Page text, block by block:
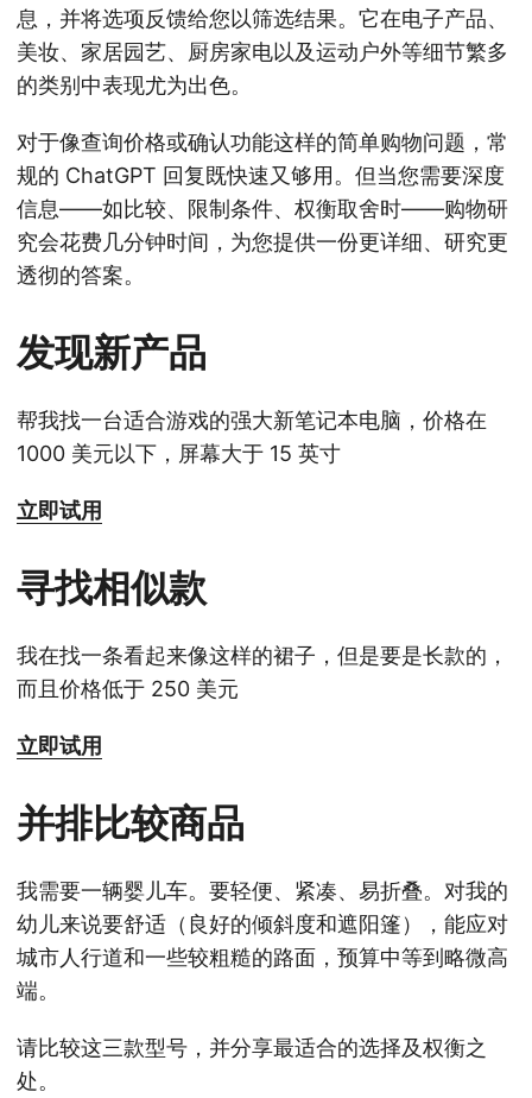
息，并将选项反馈给您以筛选结果。它在电子产品、
美妆、家居园艺、厨房家电以及运动户外等细节繁多
的类别中表现尤为出色。
对于像查询价格或确认功能这样的简单购物问题，常
规的 ChatGPT 回复既快速又够用。但当您需要深度
信息——如比较、限制条件、权衡取舍时——购物研
究会花费几分钟时间，为您提供一份更详细、研究更
透彻的答案。
发现新产品
帮我找一台适合游戏的强大新笔记本电脑，价格在
1000 美元以下，屏幕大于 15 英寸
立即试用
寻找相似款
我在找一条看起来像这样的裙子，但是要是长款的，
而且价格低于 250 美元
立即试用
并排比较商品
我需要一辆婴儿车。要轻便、紧凑、易折叠。对我的
幼儿来说要舒适（良好的倾斜度和遮阳篷），能应对
城市人行道和一些较粗糙的路面，预算中等到略微高
端。
请比较这三款型号，并分享最适合的选择及权衡之
处。